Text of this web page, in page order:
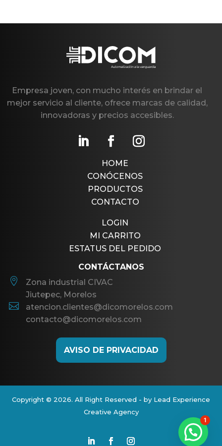
Empresa joven, con mucho interés en brindar el
mejor servicio al cliente, ofrece marcas de calidad,
innovadoras y precios accesibles.
HOME
CONÓCENOS
PRODUCTOS
CONTACTO
LOGIN
MI CARRITO
ESTATUS DEL PEDIDO
CONTÁCTANOS

Zona industrial CIVAC
Jiutepec, Morelos

atencion.clientes@dicomorelos.com
contacto@dicomorelos.com
AVISO DE PRIVACIDAD
Copyright © 2026. All Right Reserved - by Lead Experience
Creative Agency
1